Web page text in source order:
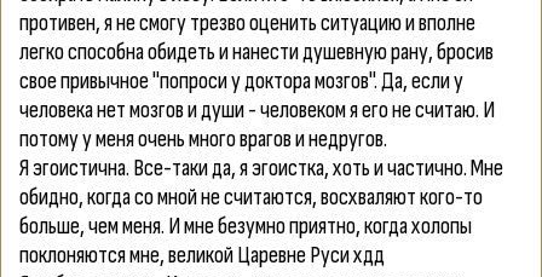
противен, я не смогу трезво оценить ситуацию и вполне
легко способна обидеть и нанести душевную рану, бросив
свое привычное "попроси у доктора мозгов". Да, если у
человека нет мозгов и души - человеком я его не считаю. И
потому у меня очень много врагов и недругов.
Я эгоистична. Все-таки да, я эгоистка, хоть и частично. Мне
обидно, когда со мной не считаются, восхваляют кого-то
больше, чем меня. И мне безумно приятно, когда холопы
поклоняются мне, великой Царевне Руси хдд